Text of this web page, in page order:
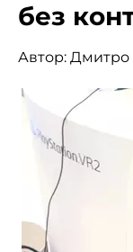
без
Автор: Дмитро